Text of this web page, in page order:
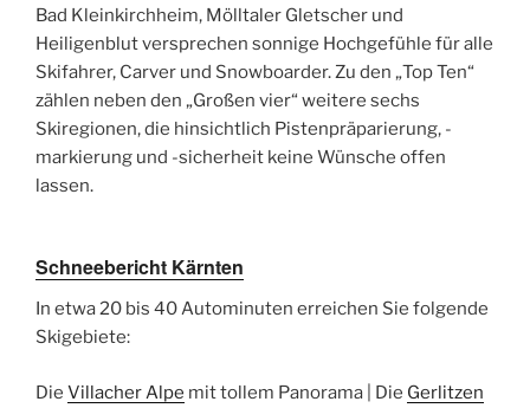
Bad Kleinkirchheim, Mölltaler Gletscher und
Heiligenblut versprechen sonnige Hochgefühle für alle
Skifahrer, Carver und Snowboarder. Zu den „Top Ten“
zählen neben den „Großen vier“ weitere sechs
Skiregionen, die hinsichtlich Pistenpräparierung, -
markierung und -sicherheit keine Wünsche offen
lassen.
Schneebericht Kärnten
In etwa 20 bis 40 Autominuten erreichen Sie folgende
Skigebiete:
Die Villacher Alpe mit tollem Panorama | Die Gerlitzen